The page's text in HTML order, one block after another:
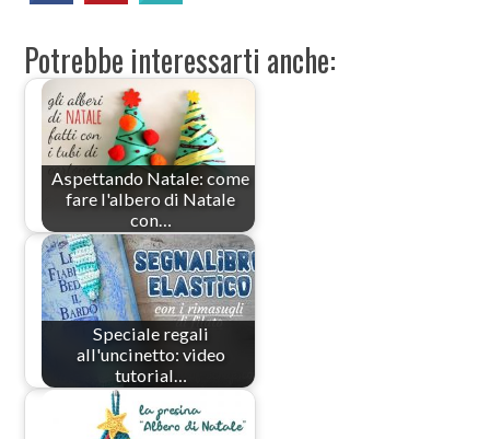
Potrebbe interessarti anche:
Aspettando Natale: come
fare l'albero di Natale
con…
Speciale regali
all'uncinetto: video
tutorial…